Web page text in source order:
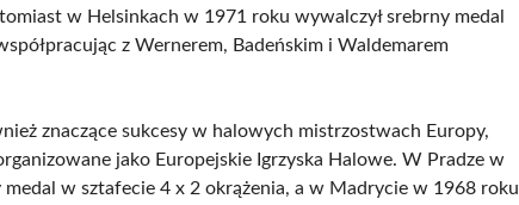
w Helsinkach w 1971 roku wywalczył srebrny medal
z Wernerem, Badeńskim i Waldemarem
znaczące sukcesy w halowych mistrzostwach Europy,
jako Europejskie Igrzyska Halowe. W Pradze w
medal w sztafecie 4 x 2 okrążenia, a w Madrycie w 1968 roku